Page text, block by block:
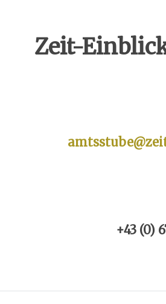
Zeit-
+43 (0)